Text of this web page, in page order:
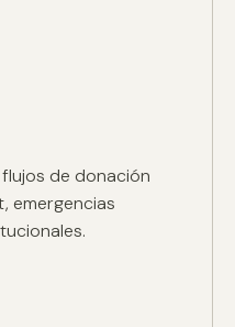
de donación
emergencias